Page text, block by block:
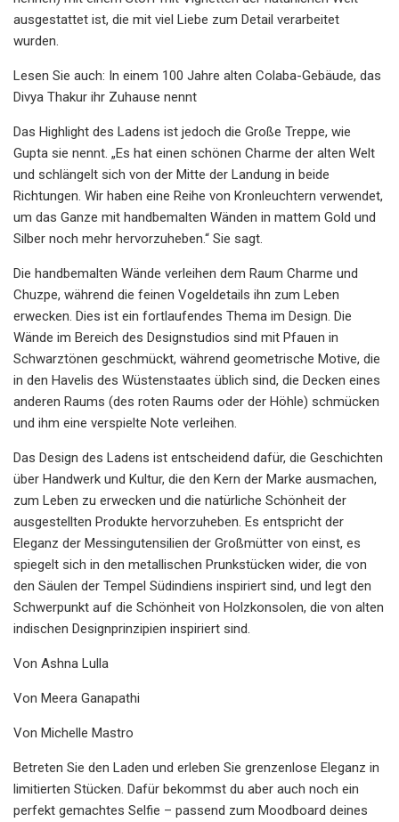
ausgestattet ist, die mit viel Liebe zum Detail verarbeitet
wurden.
Lesen Sie auch: In einem 100 Jahre alten Colaba-Gebäude, das
Divya Thakur ihr Zuhause nennt
Das Highlight des Ladens ist jedoch die Große Treppe, wie
Gupta sie nennt. „Es hat einen schönen Charme der alten Welt
und schlängelt sich von der Mitte der Landung in beide
Richtungen. Wir haben eine Reihe von Kronleuchtern verwendet,
um das Ganze mit handbemalten Wänden in mattem Gold und
Silber noch mehr hervorzuheben.“ Sie sagt.
Die handbemalten Wände verleihen dem Raum Charme und
Chuzpe, während die feinen Vogeldetails ihn zum Leben
erwecken. Dies ist ein fortlaufendes Thema im Design. Die
Wände im Bereich des Designstudios sind mit Pfauen in
Schwarztönen geschmückt, während geometrische Motive, die
in den Havelis des Wüstenstaates üblich sind, die Decken eines
anderen Raums (des roten Raums oder der Höhle) schmücken
und ihm eine verspielte Note verleihen.
Das Design des Ladens ist entscheidend dafür, die Geschichten
über Handwerk und Kultur, die den Kern der Marke ausmachen,
zum Leben zu erwecken und die natürliche Schönheit der
ausgestellten Produkte hervorzuheben. Es entspricht der
Eleganz der Messingutensilien der Großmütter von einst, es
spiegelt sich in den metallischen Prunkstücken wider, die von
den Säulen der Tempel Südindiens inspiriert sind, und legt den
Schwerpunkt auf die Schönheit von Holzkonsolen, die von alten
indischen Designprinzipien inspiriert sind.
Von Ashna Lulla
Von Meera Ganapathi
Von Michelle Mastro
Betreten Sie den Laden und erleben Sie grenzenlose Eleganz in
limitierten Stücken. Dafür bekommst du aber auch noch ein
perfekt gemachtes Selfie – passend zum Moodboard deines